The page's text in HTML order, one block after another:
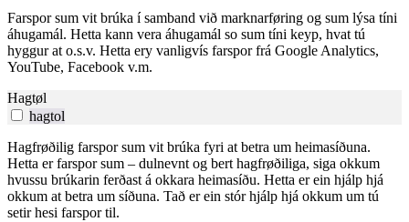
Farspor sum vit brúka í samband við marknarføring og sum lýsa tíni
áhugamál. Hetta kann vera áhugamál so sum tíni keyp, hvat tú
hyggur at o.s.v. Hetta ery vanligvís farspor frá Google Analytics,
YouTube, Facebook v.m.
Hagtøl
hagtol
Hagfrøðilig farspor sum vit brúka fyri at betra um heimasíðuna.
Hetta er farspor sum – dulnevnt og bert hagfrøðiliga, siga okkum
hvussu brúkarin ferðast á okkara heimasíðu. Hetta er ein hjálp hjá
okkum at betra um síðuna. Tað er ein stór hjálp hjá okkum um tú
setir hesi farspor til.